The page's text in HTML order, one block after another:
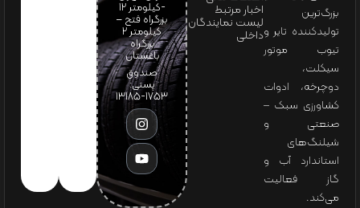
بزرگ‌ترین
تولیدکننده تایر و
تیوب موتور
سیکلت،
دوچرخه، ادوات
کشاورزی سبک –
صنعتی و
شیلنگ‌های
استاندارد آب و
گاز فعالیت
می‌کند.
اخبار مرتبط
لیست نمایندگان
داخلی
-کیلومتر 12
بزرگراه فتح –
کیلومتر ۲
بزرگراه
باغستان
صندوق
پستی:
1753-13185